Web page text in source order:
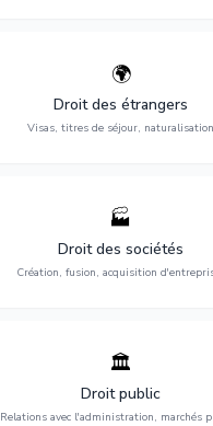
🌍
Droit des étrangers
Visas, titres de séjour, naturalisation
Obtention de vos droits de séjour :
cartes de séjour, regroupement
naturalisation.
🏭
Droit des sociétés
Création, fusion, acquisition
Structuration de votre société :
fusion-acquisition,
restructuration.
🏛️
Droit public
Relations avec l'administration, marchés
Gestion de vos relations avec
l'administration : marchés
urbanisme et contentieux.